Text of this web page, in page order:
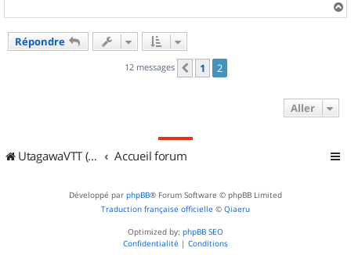
a
Répondre
12 messages Précédent
1 2
Aller
UtagawaVTT (Randos VTT et VTTAE avec traces GPS) Accueil forum
Développé par phpBB® Forum Software © phpBB Limited
Traduction française officielle © Qiaeru
Optimized by: phpBB SEO
Confidentialité | Conditions